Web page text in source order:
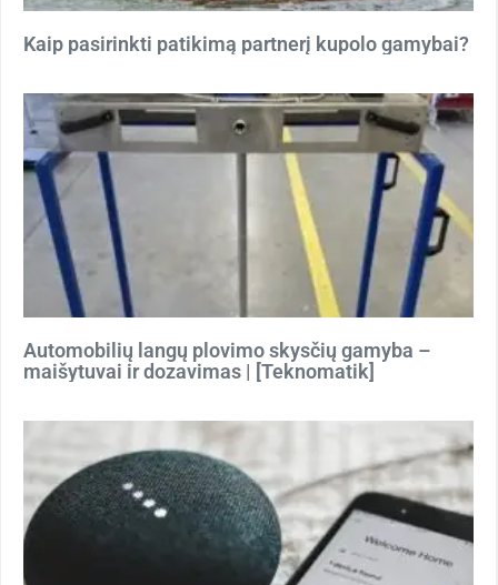
Kaip pasirinkti patikimą partnerį kupolo gamybai?
Automobilių langų plovimo skysčių gamyba –
maišytuvai ir dozavimas | [Teknomatik]